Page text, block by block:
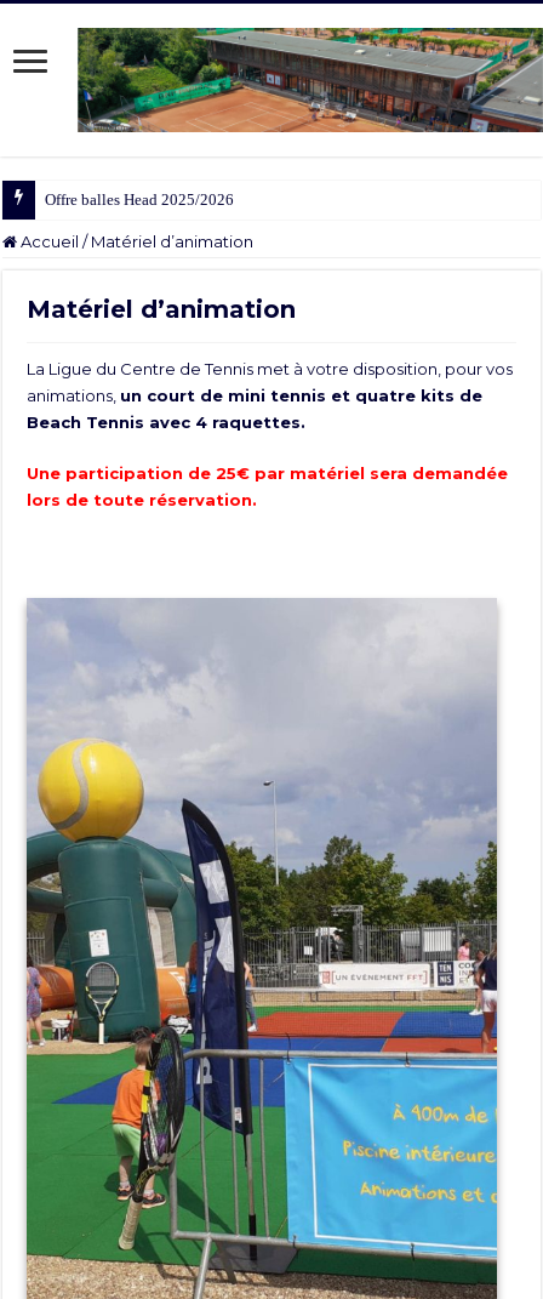
Offre balles Head 2025/2026
Accueil / Matériel d’animation
Matériel d’animation
La Ligue du Centre de Tennis met à votre disposition, pour vos
animations, un court de mini tennis et quatre kits de
Beach Tennis avec 4 raquettes.
Une participation de 25€ par matériel sera demandée
lors de toute réservation.